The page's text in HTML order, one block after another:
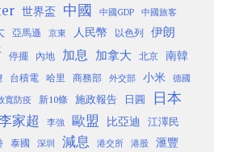
世界盃 中國 中國GDP 中國旅客
亞馬遜 京東 人民幣 以色列 伊朗
停擺 內地 加息 加拿大 北京
南韓
台積電 哈里 商務部 外交部 小米 德國
寬防疫 新10條 施政報告 日圓 日本
家超 李強 歐盟 比亞迪 江澤民
泰國 深圳 減息 港交所 港股 滙豐